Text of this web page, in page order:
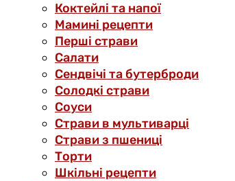
Коктейлі та напої
Мамині рецепти
Перші страви
Салати
Сендвічі та бутерброди
Солодкі страви
Соуси
Страви в мультиварці
Страви з пшениці
Торти
Шкільні рецепти